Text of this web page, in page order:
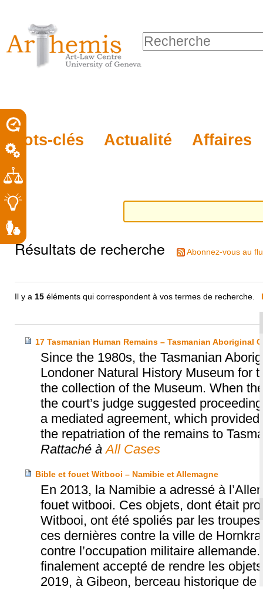
personnels
contenu.
à
la
navigation
Mots-clés Actualité Affaires
Chercher par
Résultats de recherche Abonnez-vous au
Il y a15 éléments qui correspondent à vos termes de recherche.
17 Tasmanian Human Remains – Tasmanian Aboriginal
Since the 1980s, the Tasmanian
Londoner Natural History Museum for
the collection of the Museum. When
the court’s judge suggested
a mediated agreement, which
the repatriation of the remains to
Rattaché à All Cases
Bible et fouet Witbooi – Namibie et Allemagne
En 2013, la Namibie a adressé à
fouet witbooi. Ces objets, dont était
Witbooi, ont été spoliés par les
ces dernières contre la ville de
contre l’occupation militaire
finalement accepté de rendre les
2019, à Gibeon, berceau historique de